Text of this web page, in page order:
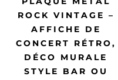
ROCK VINTAGE –
AFFICHE DE
CONCERT RÉTRO,
DÉCO MURALE
STYLE BAR OU